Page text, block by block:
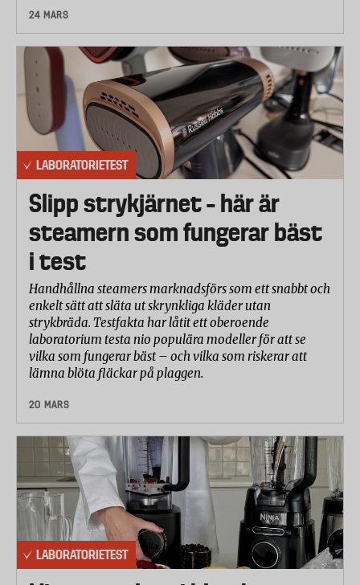
24 MARS
LABORATORIETEST
Slipp strykjärnet – här är
steamern som fungerar bäst
i test
Handhållna steamers marknadsförs som ett snabbt och
enkelt sätt att släta ut skrynkliga kläder utan
strykbräda. Testfakta har låtit ett oberoende
laboratorium testa nio populära modeller för att se
vilka som fungerar bäst – och vilka som riskerar att
lämna blöta fläckar på plaggen.
20 MARS
LABORATORIETEST